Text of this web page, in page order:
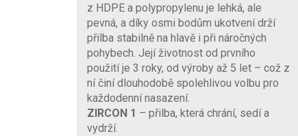
z HDPE a polypropylenu je lehká, ale
pevná, a díky osmi bodům ukotvení drží
přilba stabilně na hlavě i při náročných
pohybech. Její životnost od prvního
použití je 3 roky, od výroby až 5 let – což z
ní činí dlouhodobě spolehlivou volbu pro
každodenní nasazení.
ZIRCON 1 – přilba, která chrání, sedí a
vydrží.